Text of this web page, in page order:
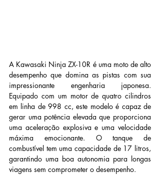
A Kawasaki Ninja ZX-10R é uma moto de alto
desempenho que domina as pistas com sua
impressionante engenharia japonesa.
Equipado com um motor de quatro cilindros
em linha de 998 cc, este modelo é capaz de
gerar uma potência elevada que proporciona
uma aceleração explosiva e uma velocidade
máxima emocionante. O tanque de
combustível tem uma capacidade de 17 litros,
garantindo uma boa autonomia para longas
viagens sem comprometer o desempenho.